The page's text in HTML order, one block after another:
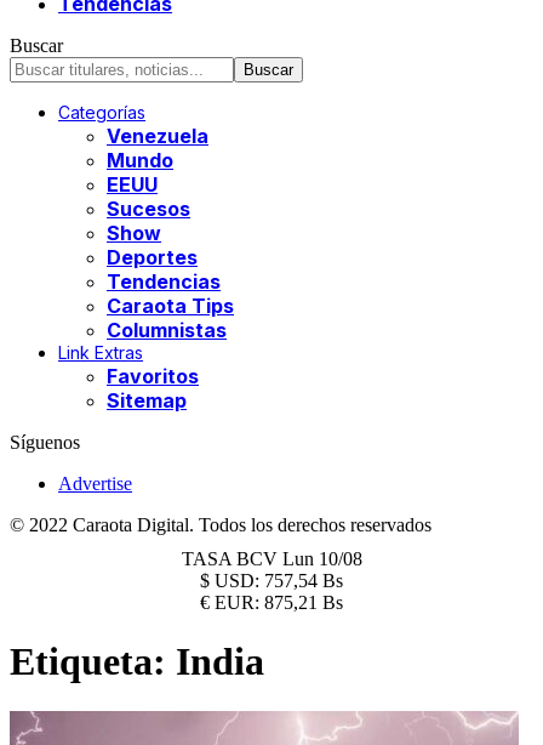
Buscar
Categorías
Venezuela
Mundo
EEUU
Sucesos
Show
Deportes
Tendencias
Caraota Tips
Columnistas
Link Extras
Favoritos
Sitemap
Síguenos
Advertise
© 2022 Caraota Digital. Todos los derechos reservados
TASA BCV Lun 10/08
$ USD: 757,54 Bs
€ EUR: 875,21 Bs
Etiqueta: India